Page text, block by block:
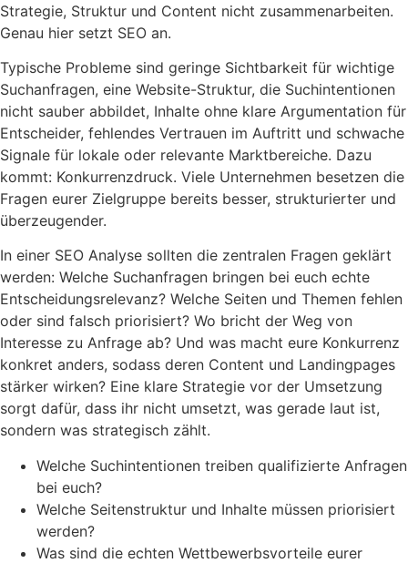
Strategie, Struktur und Content nicht zusammenarbeiten.
Genau hier setzt SEO an.
Typische Probleme sind geringe Sichtbarkeit für wichtige
Suchanfragen, eine Website-Struktur, die Suchintentionen
nicht sauber abbildet, Inhalte ohne klare Argumentation für
Entscheider, fehlendes Vertrauen im Auftritt und schwache
Signale für lokale oder relevante Marktbereiche. Dazu
kommt: Konkurrenzdruck. Viele Unternehmen besetzen die
Fragen eurer Zielgruppe bereits besser, strukturierter und
überzeugender.
In einer SEO Analyse sollten die zentralen Fragen geklärt
werden: Welche Suchanfragen bringen bei euch echte
Entscheidungsrelevanz? Welche Seiten und Themen fehlen
oder sind falsch priorisiert? Wo bricht der Weg von
Interesse zu Anfrage ab? Und was macht eure Konkurrenz
konkret anders, sodass deren Content und Landingpages
stärker wirken? Eine klare Strategie vor der Umsetzung
sorgt dafür, dass ihr nicht umsetzt, was gerade laut ist,
sondern was strategisch zählt.
Welche Suchintentionen treiben qualifizierte Anfragen
bei euch?
Welche Seitenstruktur und Inhalte müssen priorisiert
werden?
Was sind die echten Wettbewerbsvorteile eurer